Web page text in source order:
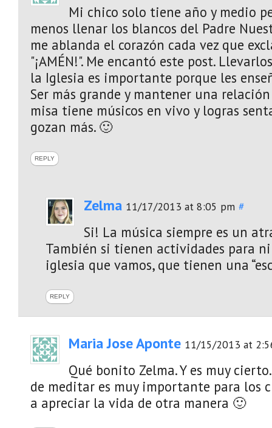
Mi chico solo tiene año y medio
menos llenar los blancos del Padre
me ablanda el corazón cada vez que
"¡AMÉN!". Me encantó este post.
la Iglesia es importante porque les
Ser más grande y mantener una
misa tiene músicos en vivo y logras
gozan más. 🙂
REPLY
Zelma 11/17/2013 at 8:05 pm #
Si! La música siempre es un
También si tienen actividades para
iglesia que vamos, que tienen una
REPLY
Maria Jose Aponte 11/15/2013 at
Qué bonito Zelma. Y es muy
de meditar es muy importante para los
a apreciar la vida de otra manera 🙂